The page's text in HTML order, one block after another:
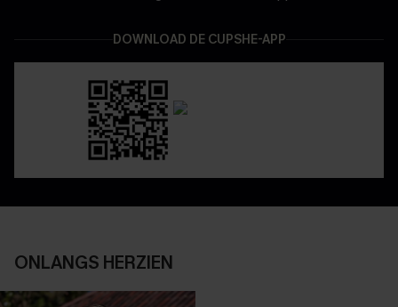
DOWNLOAD DE CUPSHE-APP
ONLANGS HERZIEN